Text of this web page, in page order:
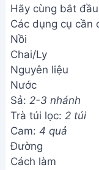
Hãy cùng bắt
Các dụng cụ cần
Nồi
Chai/Ly
Nguyên liệu
Nước
Sả: 2-3 nhánh
Trà túi lọc: 2 túi
Cam: 4 quả
Đường
Cách làm